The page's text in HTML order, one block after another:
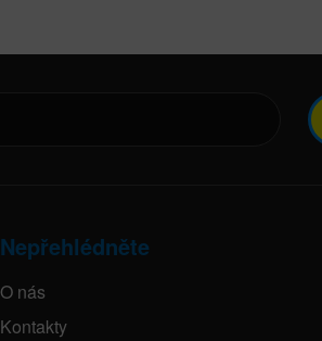
Nepřehlédněte
O nás
Kontakty